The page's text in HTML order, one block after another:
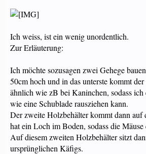
Ich weiss, ist ein wenig unordentlich.
Zur Erläuterung:
Ich möchte sozusagen zwei Gehege
50cm hoch und in das unterste kommt
ähnlich wie zB bei Kaninchen, sodass
wie eine Schublade rausziehen kann.
Der zweite Holzbehälter kommt dann auf
hat ein Loch im Boden, sodass die
Auf diesem zweiten Holzbehälter sitzt
ursprünglichen Käfigs.